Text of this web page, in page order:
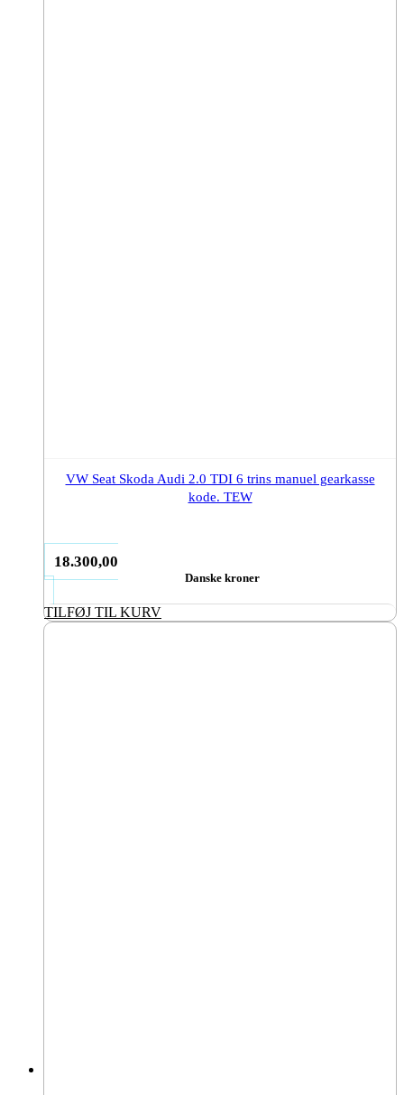
VW Seat Skoda Audi 2.0 TDI 6 trins manuel gearkasse
kode. TEW
18.300,00
Danske kroner
TILFØJ TIL KURV